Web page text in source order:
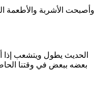
وأصبحت الأشربة والأطعمة
الحديث يطول ويتشعب إذا
بعضه ببعض في وقتنا الحاضر